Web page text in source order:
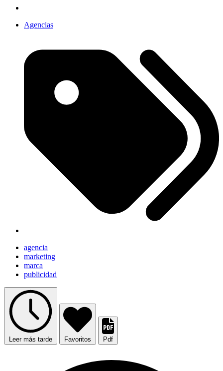
Agencias
agencia
marketing
marca
publicidad
Leer más tarde Favoritos Pdf